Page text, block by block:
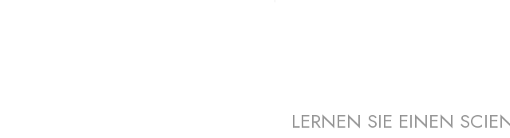
LERNEN SIE EINEN